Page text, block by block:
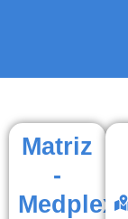
Matriz
-
Medplex